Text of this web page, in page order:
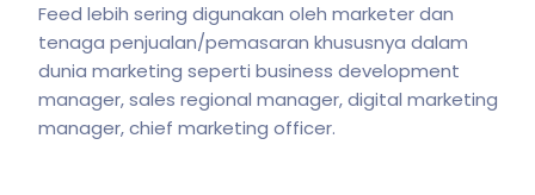
Feed lebih sering digunakan oleh marketer dan
tenaga penjualan/pemasaran khususnya dalam
dunia marketing seperti business development
manager, sales regional manager, digital marketing
manager, chief marketing officer.